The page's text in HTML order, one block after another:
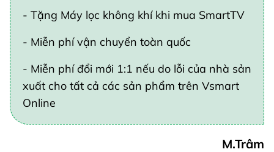
- Tặng Máy lọc không khí khi mua SmartTV
- Miễn phí vận chuyển toàn quốc
- Miễn phí đổi mới 1:1 nếu do lỗi của nhà sản
xuất cho tất cả các sản phẩm trên Vsmart
Online
M.Trâm